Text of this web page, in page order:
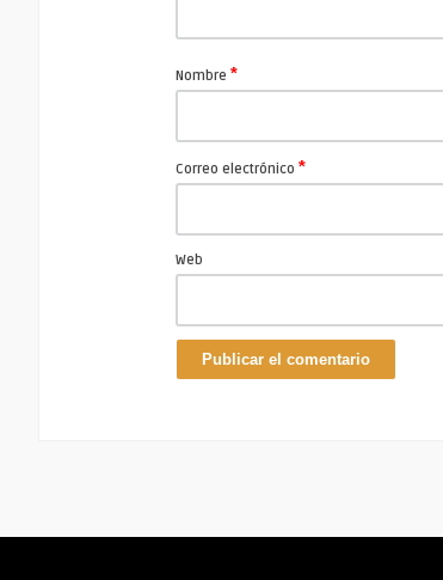
Nombre *
Correo electrónico *
Web